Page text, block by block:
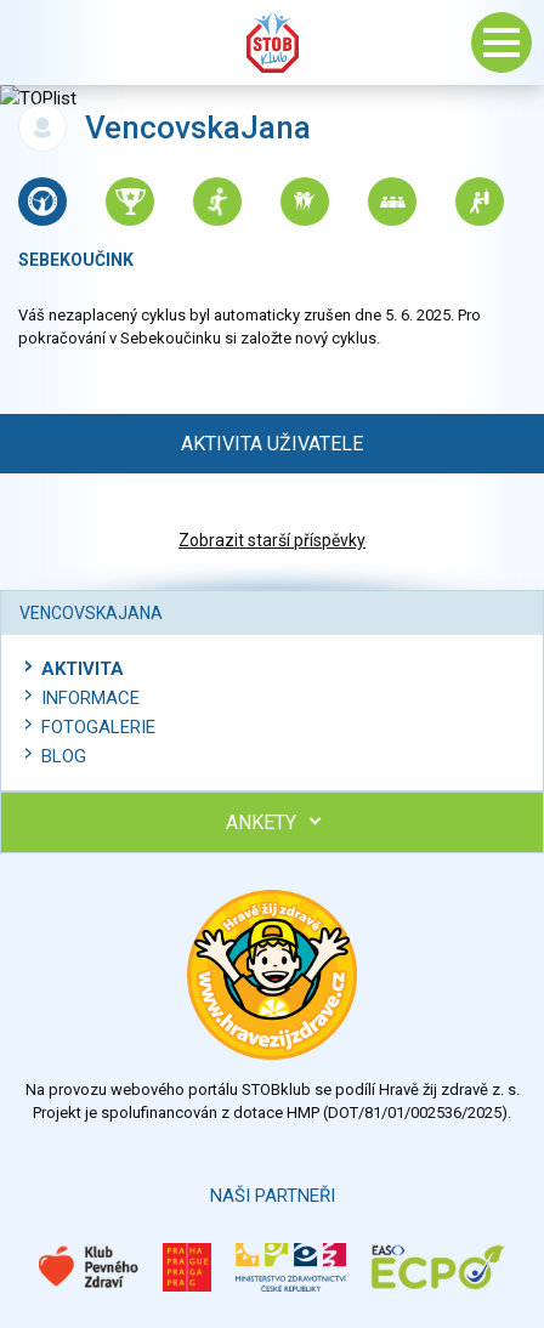
VencovskaJana
SEBEKOUČINK
Váš nezaplacený cyklus byl automaticky zrušen dne 5. 6. 2025. Pro
pokračování v Sebekoučinku si založte nový cyklus.
AKTIVITA UŽIVATELE
Zobrazit starší příspěvky
VENCOVSKAJANA
AKTIVITA
INFORMACE
FOTOGALERIE
BLOG
ANKETY
Výsledky Všechny ankety
Na provozu webového portálu STOBklub se podílí Hravě žij zdravě z. s.
Projekt je spolufinancován z dotace HMP (DOT/81/01/002536/2025).
NAŠI PARTNEŘI